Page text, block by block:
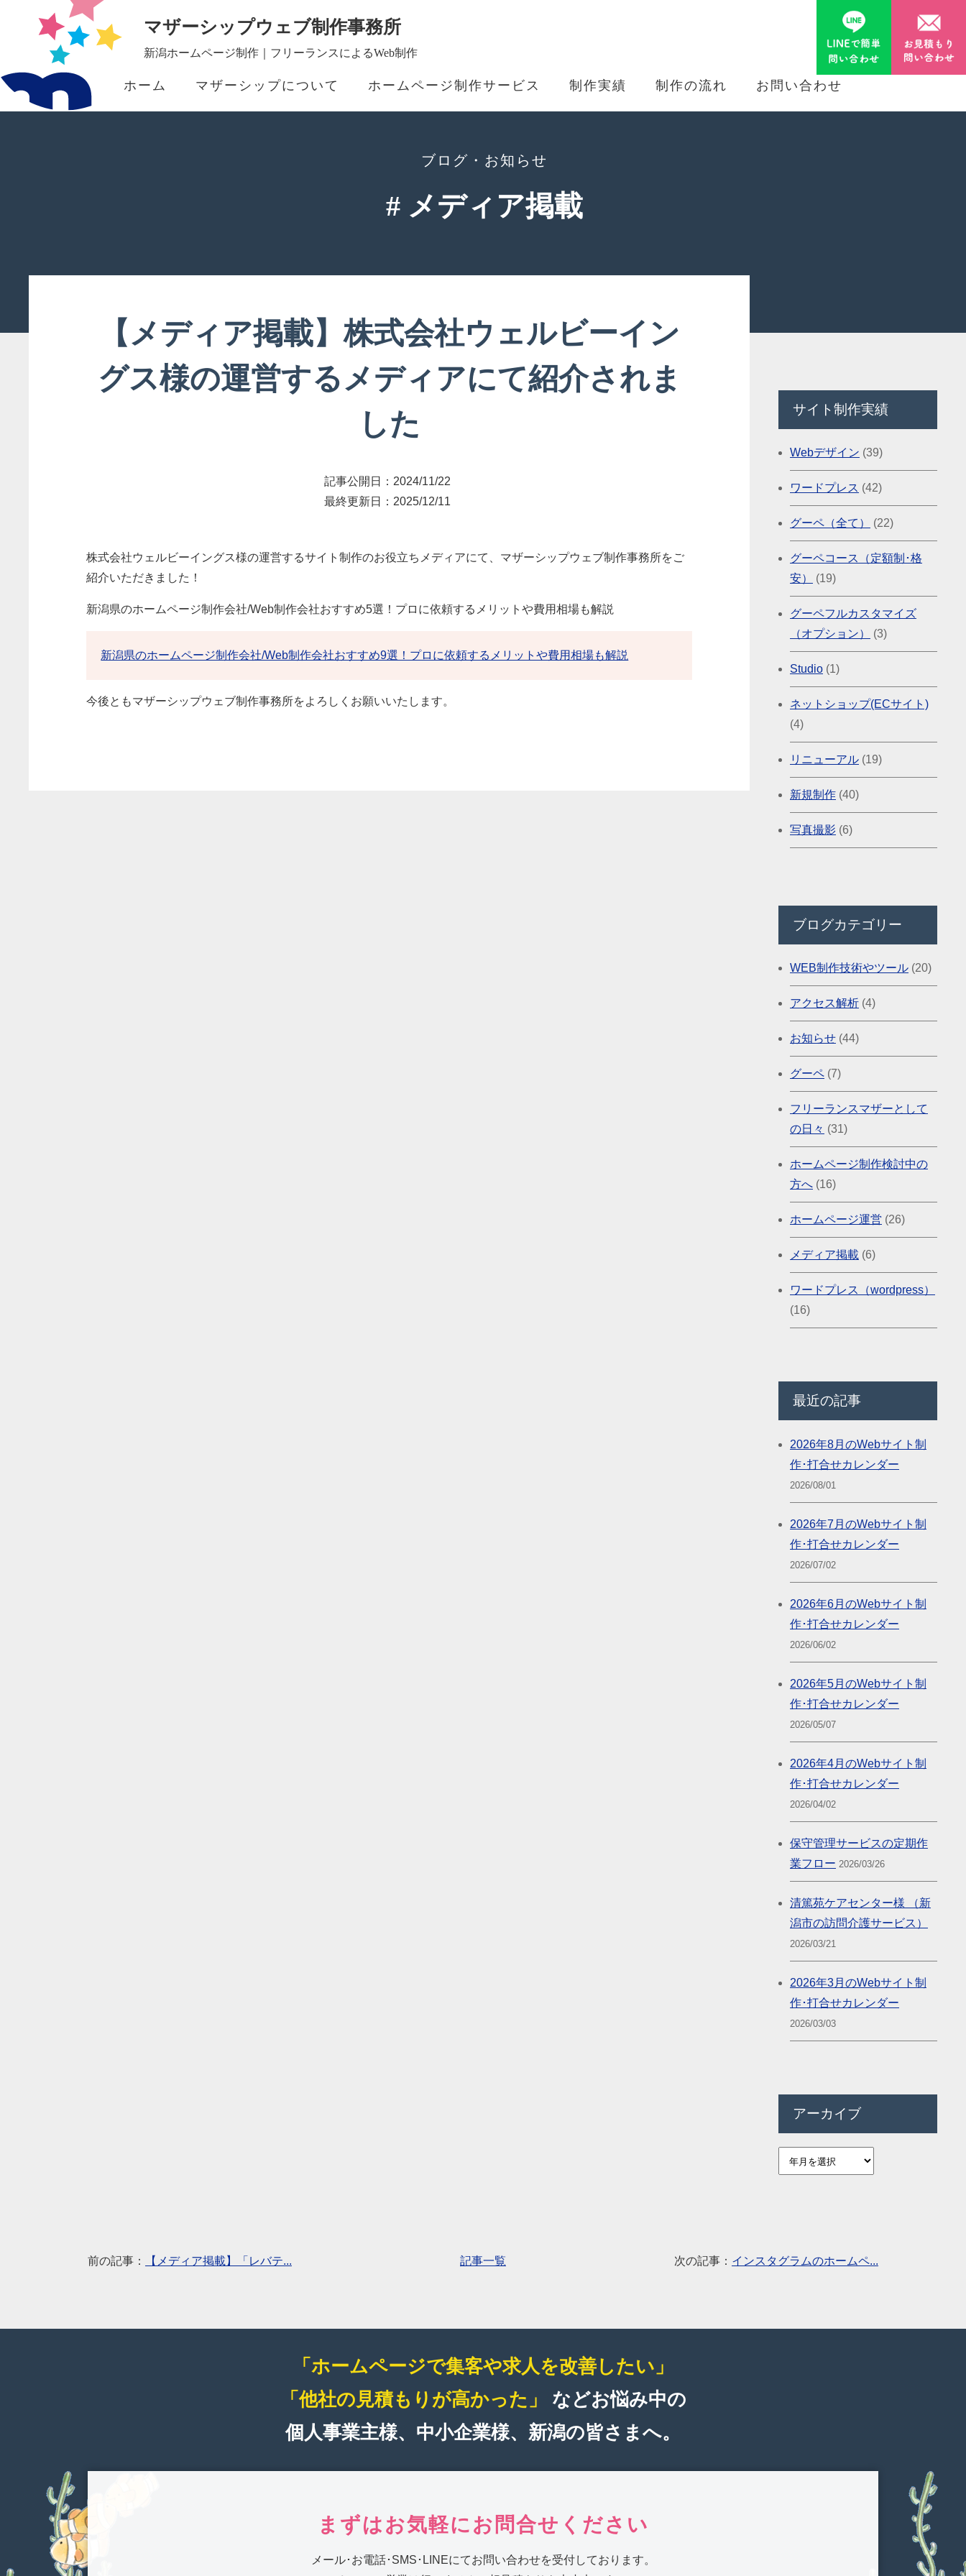
マザーシップウェブ制作事務所
新潟ホームページ制作｜フリーランスによるWeb制作
ホーム マザーシップについて ホームページ制作サービス 制作実績 制作の流れ お問い合わせ
ブログ・お知らせ
# メディア掲載
【メディア掲載】株式会社ウェルビーイン
グス様の運営するメディアにて紹介されま
した
記事公開日： 2024/11/22
最終更新日： 2025/12/11
株式会社ウェルビーイングス様の運営するサイト制作のお役立ちメディアにて、マザーシップウェブ制作事務所をご
紹介いただきました！
新潟県のホームページ制作会社/Web制作会社おすすめ5選！プロに依頼するメリットや費用相場も解説
新潟県のホームページ制作会社/Web制作会社おすすめ9選！プロに依頼するメリットや費用相場も解説
今後ともマザーシップウェブ制作事務所をよろしくお願いいたします。
サイト制作実績
Webデザイン (39)
ワードプレス (42)
グーペ（全て） (22)
グーペコース（定額制･格
安）
(19)
グーペフルカスタマイズ
（オプション）
(3)
Studio (1)
ネットショップ(ECサイト)
(4)
リニューアル (19)
新規制作 (40)
写真撮影 (6)
ブログカテゴリー
WEB制作技術やツール (20)
アクセス解析 (4)
お知らせ (44)
グーペ (7)
フリーランスマザーとして
の日々 (31)
ホームページ制作検討中の
方へ (16)
ホームページ運営 (26)
メディア掲載 (6)
ワードプレス（wordpress）
(16)
最近の記事
2026年8月のWebサイト制
作･打合せカレンダー
2026/08/01
2026年7月のWebサイト制
作･打合せカレンダー
2026/07/02
2026年6月のWebサイト制
作･打合せカレンダー
2026/06/02
2026年5月のWebサイト制
作･打合せカレンダー
2026/05/07
2026年4月のWebサイト制
作･打合せカレンダー
2026/04/02
保守管理サービスの定期作
業フロー 2026/03/26
清篤苑ケアセンター様 （新
潟市の訪問介護サービス）
2026/03/21
2026年3月のWebサイト制
作･打合せカレンダー
2026/03/03
アーカイブ
前の記事： 【メディア掲載】「レバテ... 記事一覧 次の記事： インスタグラムのホームペ...
「ホームページで集客や求人を改善したい」
「他社の見積もりが高かった」 などお悩み中の
個人事業主様、中小企業様、新潟の皆さまへ。
まずはお気軽にお問合せください
メール･お電話･SMS･LINEにてお問い合わせを受付しております。